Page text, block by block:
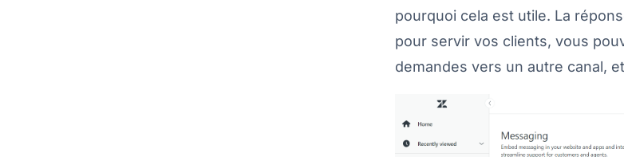
pourquoi cela est utile. La
pour servir vos clients, vous
demandes vers un autre canal,